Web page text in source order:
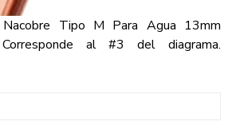
Tipo M Para Agua 13mm
Corresponde al #3 del diagrama.